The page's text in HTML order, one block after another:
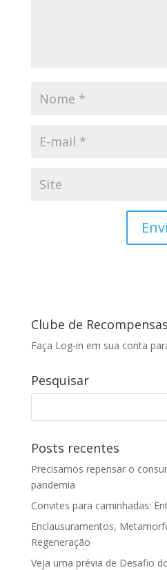
Clube de Recompensas
Faça Log-in em sua conta
Pesquisar
Posts recentes
Precisamos repensar o
pandemia
Convites para caminhadas:
Enclausuramentos,
Regeneração
Veja uma prévia de Desafio